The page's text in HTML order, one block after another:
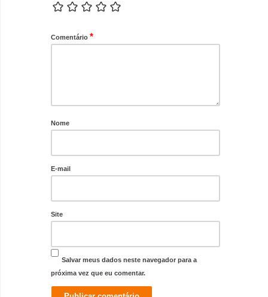
Comentário *
Nome
E-mail
Site
Salvar meus dados neste navegador para a
próxima vez que eu comentar.